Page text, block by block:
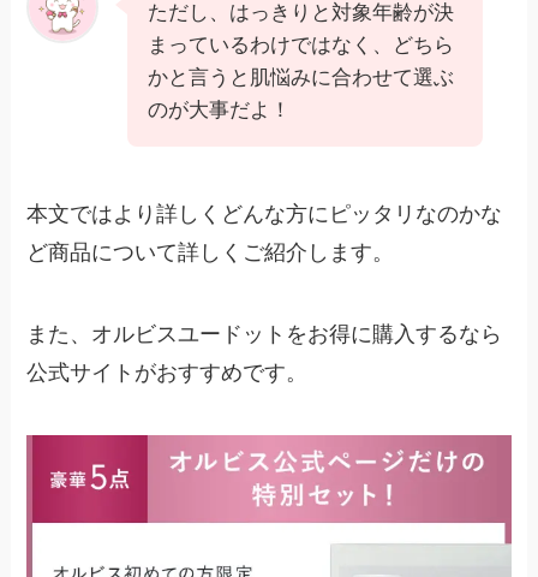
ただし、はっきりと対象年齢が決
まっているわけではなく、どちら
かと言うと肌悩みに合わせて選ぶ
のが大事だよ！
本文ではより詳しくどんな方にピッタリなのかな
ど商品について詳しくご紹介します。
また、オルビスユードットをお得に購入するなら
公式サイトがおすすめです。